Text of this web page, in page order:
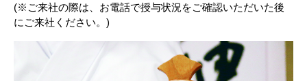
(※ご来社の際は、お電話で授与状況をご確認いただいた後
にご来社ください。)